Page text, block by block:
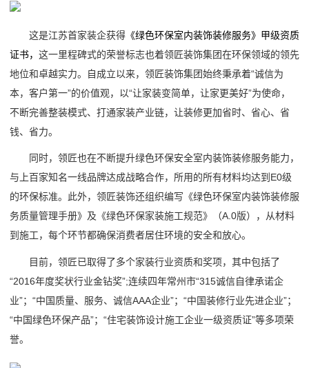
这是江苏首家装企获得 《绿色环保室内装饰装修服务》甲级资质
证书， 这一里程碑式的荣誉标志也着领匠装饰集团在环保领域的领先
地位和卓越实力。自成立以来，领匠装饰集团始终秉承着“诚信为
本，客户第一”的价值观，以“让家装变简单，让家更美好”为使命，
不断完善整装模式、打通家装产业链，让装修更加省时、省心、省
钱、省力。
同时，领匠也在不断提升绿色环保安全室内装饰装修服务能力，
与上百家知名一线品牌达成战略合作，所用的所有材料均达到E0级
的环保标准。此外，领匠装饰还组织编写《绿色环保室内装饰装修服
务质量管理手册》及《绿色环保家装施工规范》（A.0版），从材料
到施工，每个环节都确保消费者居住环境的安全和放心。
目前，领匠已取得了多个家装行业资质和奖项，其中包括了
“2016年度奖状行业金钻奖”;连续四年常州市“315诚信自律承诺企
业”；“中国质量、服务、诚信AAA企业”；“中国装修行业先进企业”；
“中国绿色环保产品”；“住宅装饰设计施工企业一级资质证”等多项荣
誉。